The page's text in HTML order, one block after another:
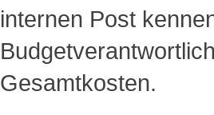
internen Post
Gesamtkosten.